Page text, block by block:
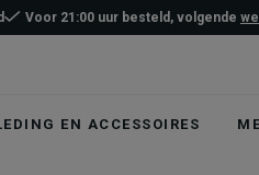
EN ACCESSOIRES
Voor 21:00 uur besteld, volgende